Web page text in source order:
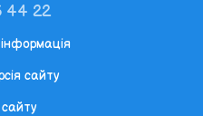
44 22
сайту